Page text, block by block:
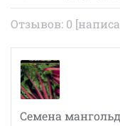
Отзывов: 0
Семена